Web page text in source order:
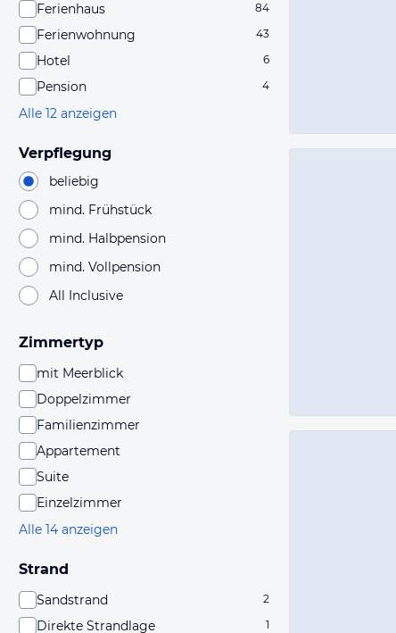
Ferienhaus 84
Ferienwohnung 43
Hotel 6
Pension 4
Alle 12 anzeigen
Verpflegung
beliebig
mind. Frühstück
mind. Halbpension
mind. Vollpension
All Inclusive
Zimmertyp
mit Meerblick
Doppelzimmer
Familienzimmer
Appartement
Suite
Einzelzimmer
Alle 14 anzeigen
Strand
Sandstrand 2
Direkte Strandlage 1